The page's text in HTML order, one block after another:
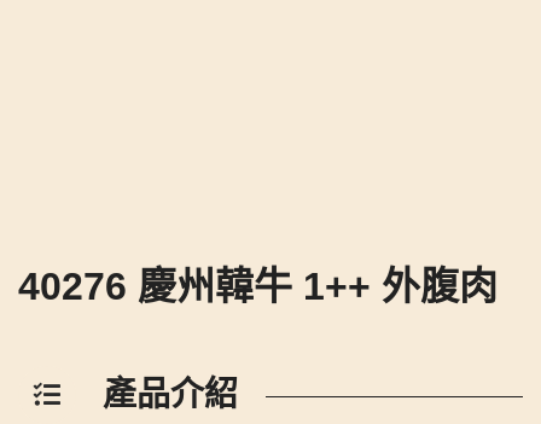
40276 慶州韓牛 1++ 外腹肉
產品介紹